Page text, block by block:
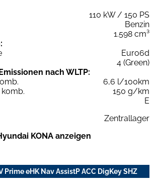
110 kW / 150 PS
Benzin
1.598 cm³
Euro6d
4 (Green)
nach WLTP:
6,6 l/100km
150 g/km
E
Zentrallager
KONA anzeigen
Prime eHK Nav AssistP ACC DigKey SHZ